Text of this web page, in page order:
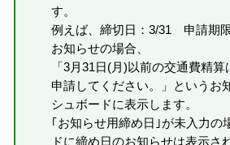
す。
例えば、締切日：3/31 申請期
お知らせの場合、
「3月31日(月)以前の交通費精
申請してください。」というお
シュボードに表示します。
｢お知らせ用締め日｣が未入力の
ドに締め日のお知らせは表示さ